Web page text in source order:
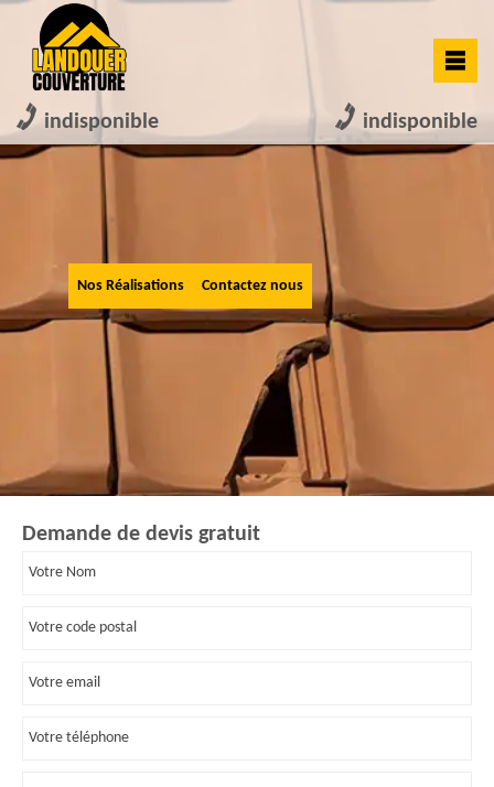
indisponible indisponible
Nos Réalisations Contactez nous
Demande de devis gratuit